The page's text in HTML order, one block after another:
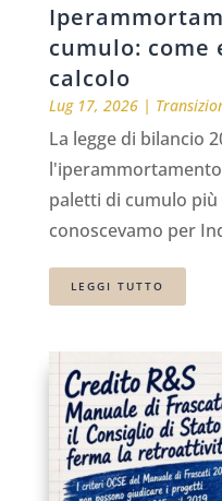
cumulo:
calcolo
Lug 17, 2026|
La legge di bilancio
paletti di cumulo
conoscevamo per
LEGGI TUTTO